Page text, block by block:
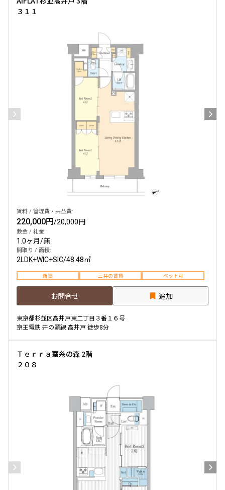
３１１
賃料 / 管理費・共益費:
220,000円/20,000円
敷金 / 礼金:
1.0ヶ月/無
間取り / 面積:
2LDK+WIC+SIC/48.48㎡
新築 三井の賃貸 ペット可
お問合せ 追加
東京都杉並区高井戸東二丁目３番１６号
京王電鉄 井の頭線 高井戸 徒歩8分
Ｔｅｒｒａ蚕糸の森 2階
２０８